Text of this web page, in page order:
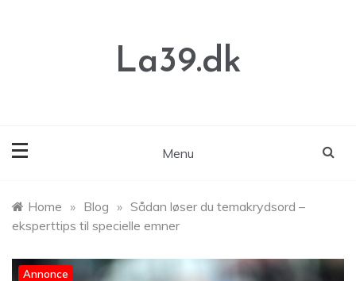
La39.dk
Menu
Home » Blog » Sådan løser du temakrydsord –
eksperttips til specielle emner
Annonce